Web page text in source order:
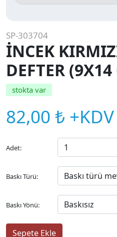
SP-303704
İNCEK
DEFTER
stokta var
82,00 ₺ +KDV
Adet:
Baskı Türü:
Baskı Yönü: